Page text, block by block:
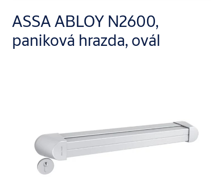
ASSA ABLOY N2600,
paniková hrazda, ovál